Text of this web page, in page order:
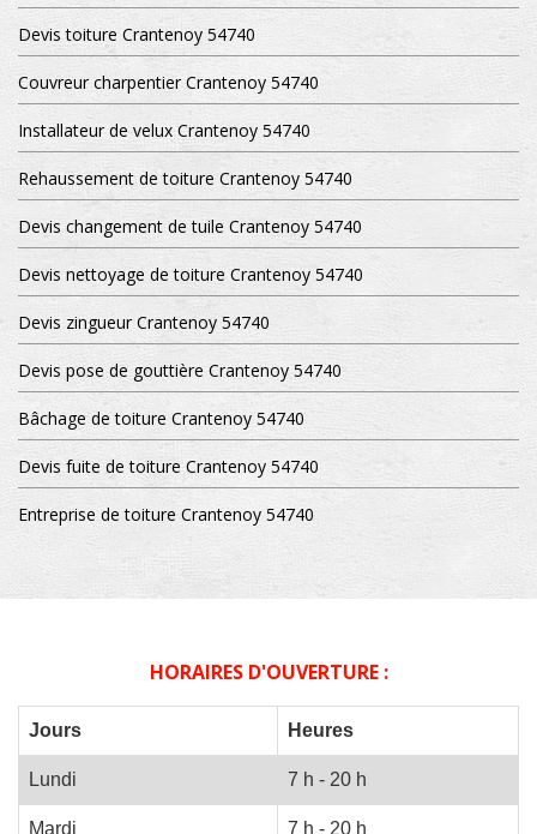
Devis toiture Crantenoy 54740
Couvreur charpentier Crantenoy 54740
Installateur de velux Crantenoy 54740
Rehaussement de toiture Crantenoy 54740
Devis changement de tuile Crantenoy 54740
Devis nettoyage de toiture Crantenoy 54740
Devis zingueur Crantenoy 54740
Devis pose de gouttière Crantenoy 54740
Bâchage de toiture Crantenoy 54740
Devis fuite de toiture Crantenoy 54740
Entreprise de toiture Crantenoy 54740
HORAIRES D'OUVERTURE :
Jours Heures
Lundi 7 h - 20 h
Mardi 7 h - 20 h